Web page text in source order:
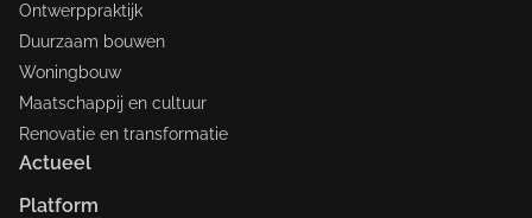
Ontwerppraktijk
Duurzaam bouwen
Woningbouw
Maatschappij en cultuur
Renovatie en transformatie
Actueel
Platform